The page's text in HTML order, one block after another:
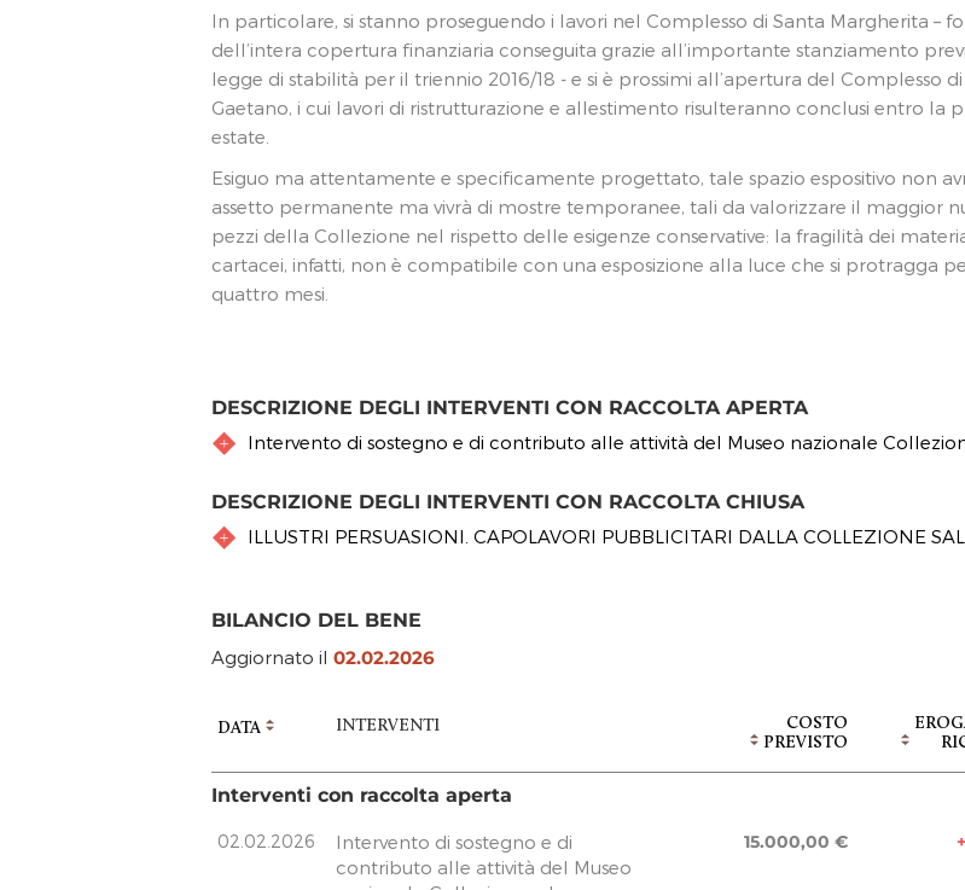
In particolare, si stanno proseguendo i lavori nel Complesso di Santa Margherita –
dell’intera copertura finanziaria conseguita grazie all’importante stanziamento
legge di stabilità per il triennio 2016/18 - e si è prossimi all’apertura del Complesso di
Gaetano, i cui lavori di ristrutturazione e allestimento risulteranno conclusi entro la
estate.
Esiguo ma attentamente e specificamente progettato, tale spazio espositivo non
assetto permanente ma vivrà di mostre temporanee, tali da valorizzare il maggior
pezzi della Collezione nel rispetto delle esigenze conservative: la fragilità dei
cartacei, infatti, non è compatibile con una esposizione alla luce che si protragga
quattro mesi.
DESCRIZIONE DEGLI INTERVENTI CON RACCOLTA APERTA
Intervento di sostegno e di contributo alle attività del Museo nazionale
DESCRIZIONE DEGLI INTERVENTI CON RACCOLTA CHIUSA
ILLUSTRI PERSUASIONI. CAPOLAVORI PUBBLICITARI DALLA COLLEZIONE
BILANCIO DEL BENE
Aggiornato il 02.02.2026
DATA INTERVENTI
COSTO
PREVISTO
Interventi con raccolta aperta
02.02.2026
Intervento di sostegno e di
contributo alle attività del Museo
15.000,00 €